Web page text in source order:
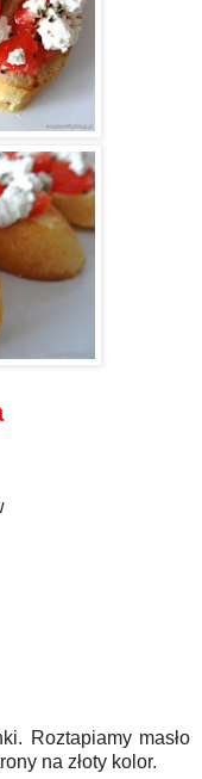
Roztapiamy masło
na złoty kolor.